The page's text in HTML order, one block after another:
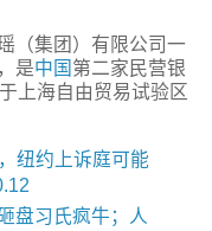
（集团）有限公司一
是中国 第二家民营银
上海自由贸易试验区
纽约上诉庭可能
盘习氏疯牛；人